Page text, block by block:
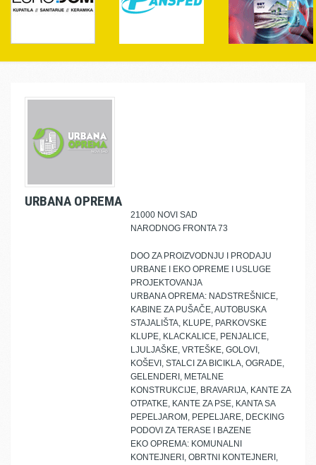
URBANA OPREMA
21000 NOVI SAD
NARODNOG FRONTA 73
DOO ZA PROIZVODNJU I PRODAJU
URBANE I EKO OPREME I USLUGE
PROJEKTOVANJA
URBANA OPREMA: NADSTREŠNICE,
KABINE ZA PUŠAČE, AUTOBUSKA
STAJALIŠTA, KLUPE, PARKOVSKE
KLUPE, KLACKALICE, PENJALICE,
LJULJAŠKE, VRTEŠKE, GOLOVI,
KOŠEVI, STALCI ZA BICIKLA, OGRADE,
GELENDERI, METALNE
KONSTRUKCIJE, BRAVARIJA, KANTE ZA
OTPATKE, KANTE ZA PSE, KANTA SA
PEPELJAROM, PEPELJARE, DECKING
PODOVI ZA TERASE I BAZENE
EKO OPREMA: KOMUNALNI
KONTEJNERI, OBRTNI KONTEJNERI,